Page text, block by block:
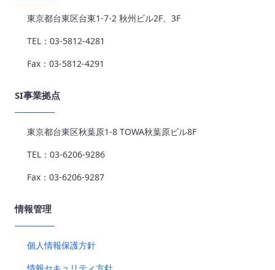
東京都台東区台東1-7-2 秋州ビル2F、3F
TEL：03-5812-4281
Fax：03-5812-4291
SI事業拠点
東京都台東区秋葉原1-8 TOWA秋葉原ビル8F
TEL：03-6206-9286
Fax：03-6206-9287
情報管理
個人情報保護方針